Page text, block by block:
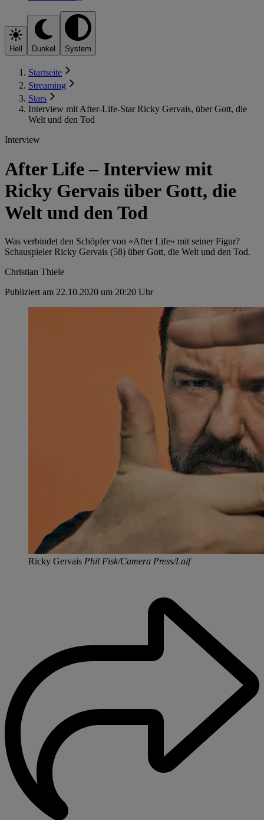
Hell Dunkel System
Startseite
Streaming
Stars
Interview mit After-Life-Star Ricky Gervais, über Gott, die
Welt und den Tod
Interview
After Life – Interview mit
Ricky Gervais über Gott, die
Welt und den Tod
Was verbindet den Schöpfer von «After Life» mit seiner Figur?
Schauspieler Ricky Gervais (58) über Gott, die Welt und den Tod.
Christian Thiele
Publiziert am 22.10.2020 um 20:20 Uhr
Ricky Gervais Phil Fisk/Camera Press/Laif